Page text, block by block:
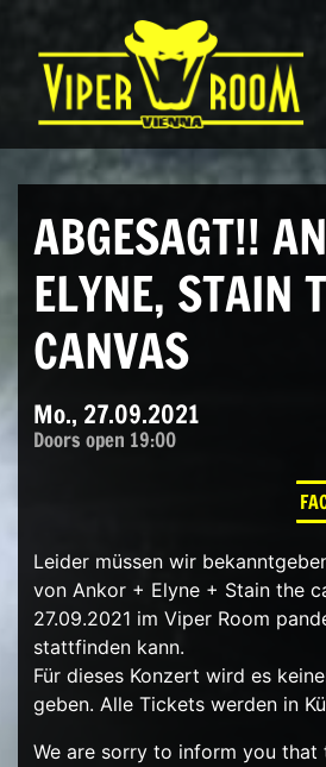
Hauptnavigation
ABGESAGT!!
ELYNE, STAIN
CANVAS
Mo., 27.09.2021
Doors open 19:00
Leider müssen wir
von Ankor + Elyne + Stain the
27.09.2021 im Viper Room
stattfinden kann.
Für dieses Konzert wird es
geben. Alle Tickets werden in
We are sorry to inform you that